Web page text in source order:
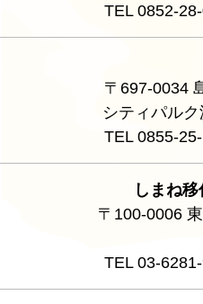
TEL 0852-
〒697-0034
シティパル
TEL 0855-
しまね
〒100-0006
TEL 03-